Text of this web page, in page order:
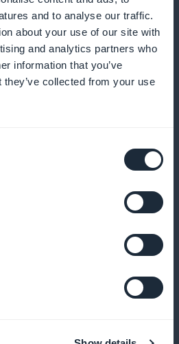
and to analyse our traffic.
about your use of our site with
and analytics partners who
information that you’ve
collected from your use
sitoutumisesta
ja mukauta tarjouksiasi
mukaan, jotta voit jatkuvasti
korostamiseen suoraan